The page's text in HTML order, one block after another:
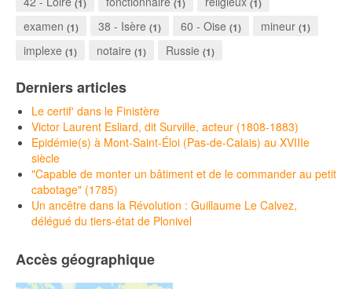
(1) (1) (1)
examen (1) 38 - Isère (1) 60 - Oise (1) mineur (1)
implexe (1) notaire (1) Russie (1)
Derniers articles
Le certif' dans le Finistère
Victor Laurent Esliard, dit Surville, acteur (1808-1883)
Epidémie(s) à Mont-Saint-Éloi (Pas-de-Calais) au XVIIIe
siècle
"Capable de monter un bâtiment et de le commander au petit
cabotage" (1785)
Un ancêtre dans la Révolution : Guillaume Le Calvez,
délégué du tiers-état de Plonivel
Accès géographique